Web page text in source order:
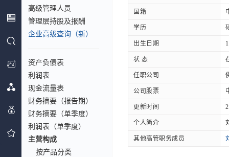
高级管理人员
管理层持股及报酬
企业高级查询（新）
资产负债表
利润表
现金流量表
财务摘要（报告期）
财务摘要（单季度）
利润表（单季度）
主营构成
按产品分类
国籍
学历
出生日期
状 态
任职公司
公司股票
更新时间
个人简介
其他高管职务成员